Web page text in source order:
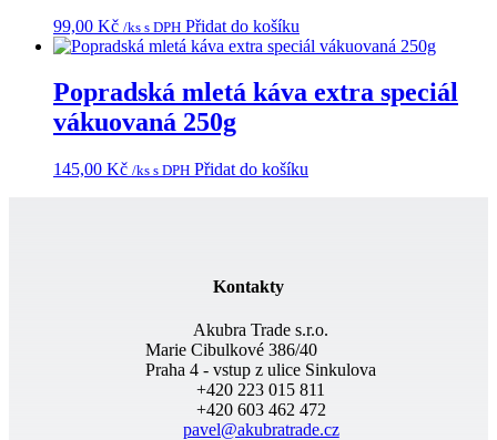
99,00 Kč /ks s DPH Přidat do košíku
Popradská mletá káva extra speciál
vákuovaná 250g
145,00 Kč /ks s DPH Přidat do košíku
Kontakty
Akubra Trade s.r.o.
Marie Cibulkové 386/40
Praha 4 - vstup z ulice Sinkulova
+420 223 015 811
+420 603 462 472
pavel@akubratrade.cz